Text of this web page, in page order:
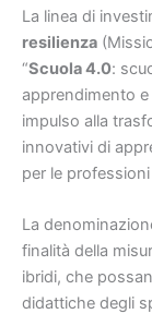
La linea di
resilienza
“Scuola 4.0:
apprendimento
impulso alla
innovativi di
per le
La
finalità della
ibridi, che
didattiche degli